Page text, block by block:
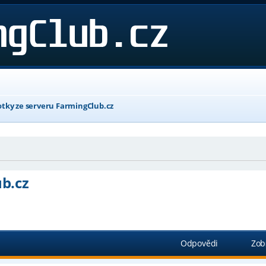
ze serveru FarmingClub.cz
Odpovědi